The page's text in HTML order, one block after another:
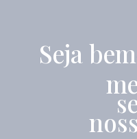
Seja